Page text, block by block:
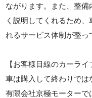
ながります。また、整
く説明してくれるため
れるサービス体制が整っ
【お客様目線のカーライ
車は購入して終わりでは
有限会社京極モーター